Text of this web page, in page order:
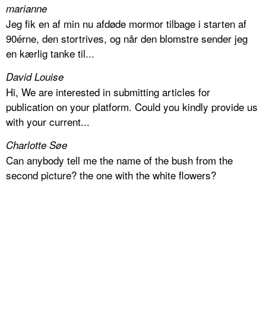
marianne
Jeg fik en af min nu afdøde mormor tilbage i starten af
90érne, den stortrives, og når den blomstre sender jeg
en kærlig tanke til...
David Louise
Hi, We are interested in submitting articles for
publication on your platform. Could you kindly provide us
with your current...
Charlotte Søe
Can anybody tell me the name of the bush from the
second picture? the one with the white flowers?